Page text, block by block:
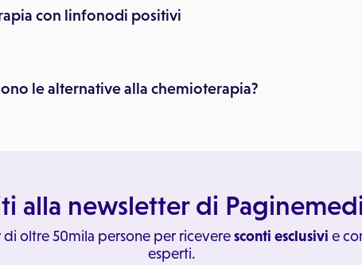
con linfonodi positivi
le alternative alla chemioterapia?
alla newsletter di
oltre 50mila persone per riceveresconti esclusivi e
esperti.